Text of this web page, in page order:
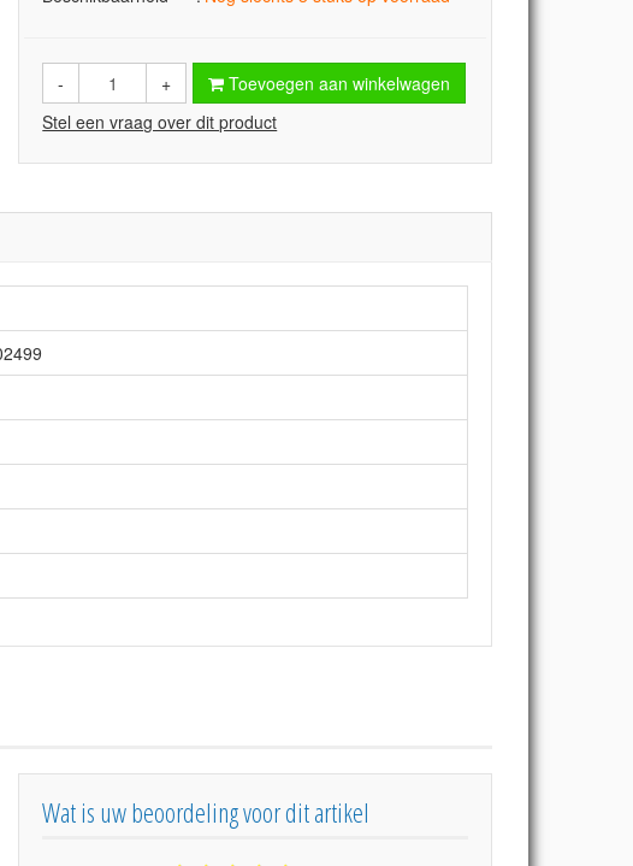
- +
Toevoegen aan winkelwagen
Stel een vraag over dit product
Wat is uw beoordeling voor dit artikel